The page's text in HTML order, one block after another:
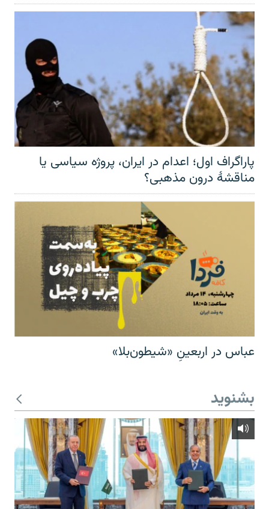
پاراگراف اول؛ اعدام در ایران، پروژه سیاسی یا
مناقشهٔ درون مذهبی؟
عباس در اربعینِ «شیطون‌بلا»
بشنوید